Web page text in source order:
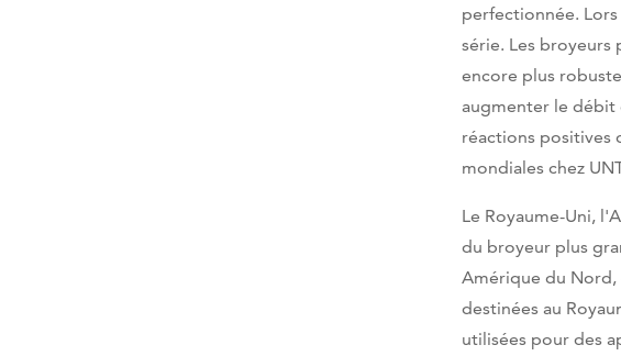
perfectionnée.
série. Les broyeurs
encore plus
augmenter le débit
réactions positives
mondiales chez
Le Royaume-Uni,
du broyeur plus
Amérique du Nord,
destinées au
utilisées pour des